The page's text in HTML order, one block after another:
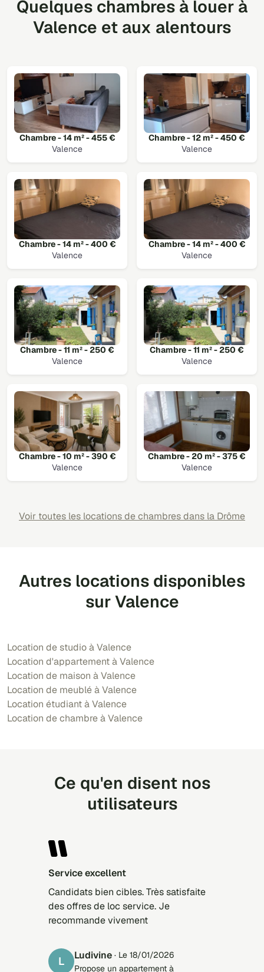
Quelques chambres à louer à
Valence et aux alentours
Chambre - 14 m² - 455 €
Valence
Chambre - 12 m² - 450 €
Valence
Chambre - 14 m² - 400 €
Valence
Chambre - 14 m² - 400 €
Valence
Chambre - 11 m² - 250 €
Valence
Chambre - 11 m² - 250 €
Valence
Chambre - 10 m² - 390 €
Valence
Chambre - 20 m² - 375 €
Valence
Voir toutes les locations de chambres dans la Drôme
Autres locations disponibles
sur Valence
Location de studio à Valence
Location d'appartement à Valence
Location de maison à Valence
Location de meublé à Valence
Location étudiant à Valence
Location de chambre à Valence
Ce qu'en disent nos
utilisateurs
Service excellent
Candidats bien cibles. Très satisfaite
des offres de loc service. Je
recommande vivement
L Ludivine · Le 18/01/2026
Propose un appartement à